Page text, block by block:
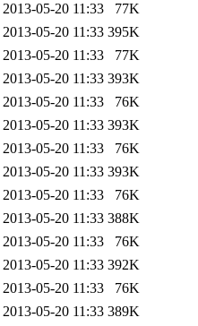
2013-05-20 11:33
77K
2013-05-20 11:33 395K
2013-05-20 11:33
77K
2013-05-20 11:33 393K
2013-05-20 11:33
76K
2013-05-20 11:33 393K
2013-05-20 11:33
76K
2013-05-20 11:33 393K
2013-05-20 11:33
76K
2013-05-20 11:33 388K
2013-05-20 11:33
76K
2013-05-20 11:33 392K
2013-05-20 11:33
76K
2013-05-20 11:33 389K